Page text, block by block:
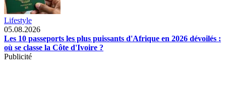
Lifestyle
05.08.2026
Les 10 passeports les plus puissants d'Afrique en 2026 dévoilés :
où se classe la Côte d'Ivoire ?
Publicité